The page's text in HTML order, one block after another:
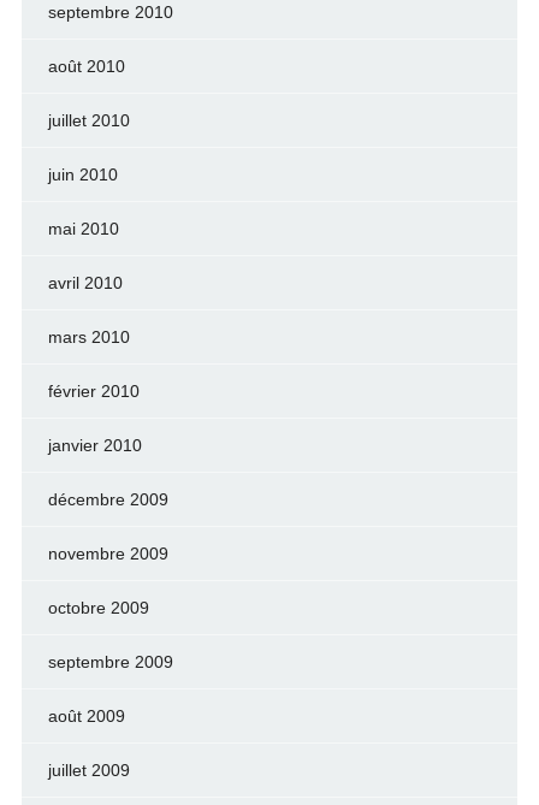
septembre 2010
août 2010
juillet 2010
juin 2010
mai 2010
avril 2010
mars 2010
février 2010
janvier 2010
décembre 2009
novembre 2009
octobre 2009
septembre 2009
août 2009
juillet 2009